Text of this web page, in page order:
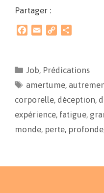
Partager :
b
o
k
l
L
i
n
a
g
Job, Prédications
amertume,
corporelle, déception,
expérience, fatigue,
monde, perte, profonde